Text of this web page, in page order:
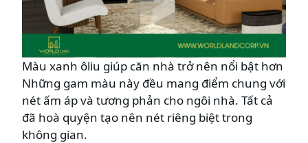
Màu xanh ôliu giúp căn nhà trở nên nổi bật hơn
Những gam màu này đều mang điểm chung với
nét ấm áp và tương phản cho ngôi nhà. Tất cả
đã hoà quyện tạo nên nét riêng biệt trong
không gian.